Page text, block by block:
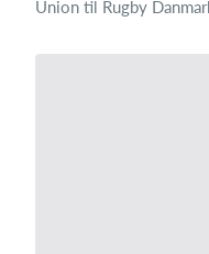
Union til Rugby